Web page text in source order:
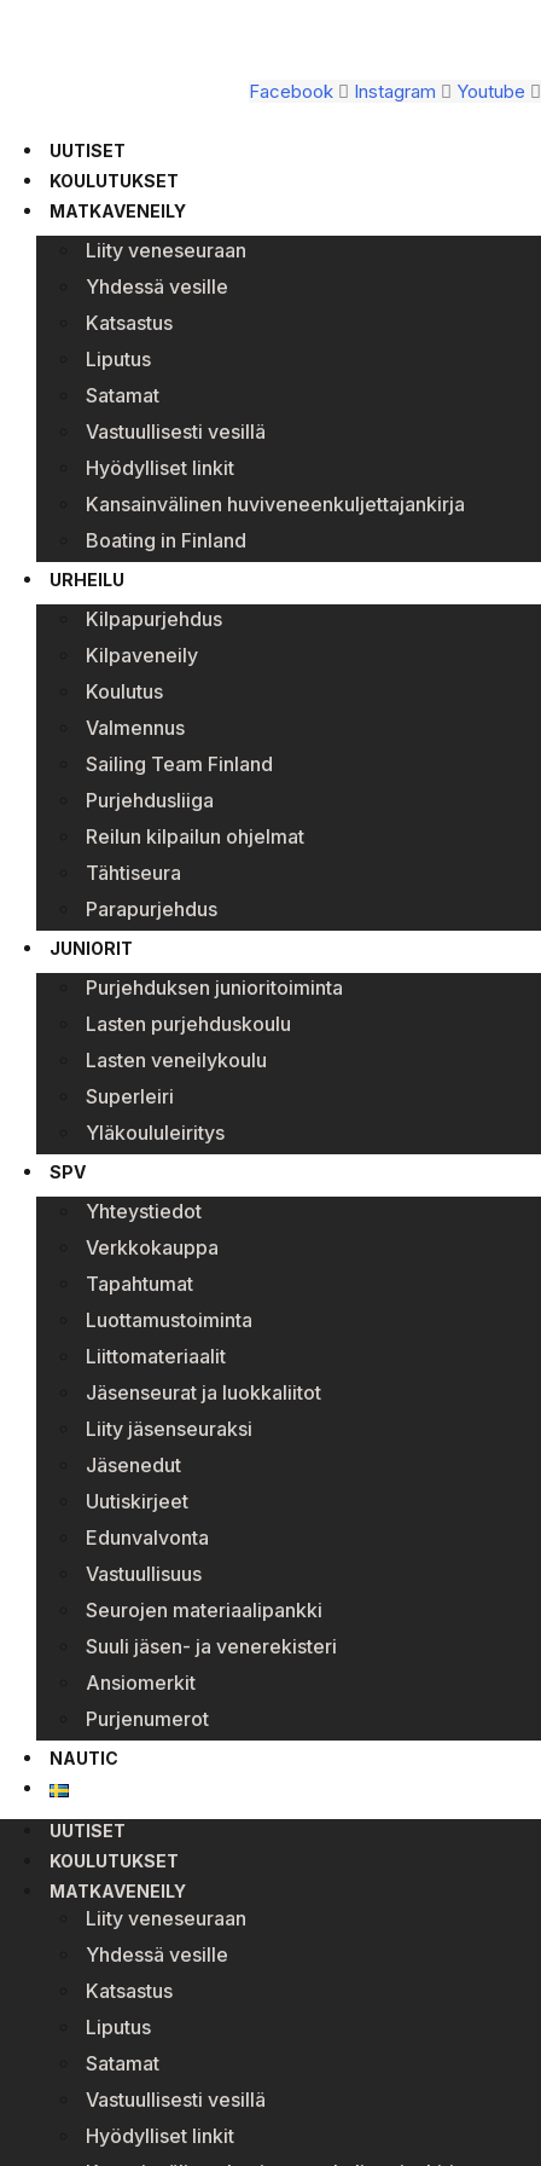
Facebook Instagram Youtube
UUTISET
KOULUTUKSET
MATKAVENEILY
Liity veneseuraan
Yhdessä vesille
Katsastus
Liputus
Satamat
Vastuullisesti vesillä
Hyödylliset linkit
Kansainvälinen huviveneenkuljettajankirja
Boating in Finland
URHEILU
Kilpapurjehdus
Kilpaveneily
Koulutus
Valmennus
Sailing Team Finland
Purjehdusliiga
Reilun kilpailun ohjelmat
Tähtiseura
Parapurjehdus
JUNIORIT
Purjehduksen junioritoiminta
Lasten purjehduskoulu
Lasten veneilykoulu
Superleiri
Yläkoululeiritys
SPV
Yhteystiedot
Verkkokauppa
Tapahtumat
Luottamustoiminta
Liittomateriaalit
Jäsenseurat ja luokkaliitot
Liity jäsenseuraksi
Jäsenedut
Uutiskirjeet
Edunvalvonta
Vastuullisuus
Seurojen materiaalipankki
Suuli jäsen- ja venerekisteri
Ansiomerkit
Purjenumerot
NAUTIC
UUTISET
KOULUTUKSET
MATKAVENEILY
Liity veneseuraan
Yhdessä vesille
Katsastus
Liputus
Satamat
Vastuullisesti vesillä
Hyödylliset linkit